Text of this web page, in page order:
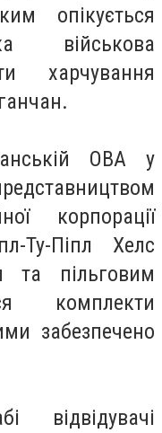
опікується
військова
харчування
ОВА у
корпорації
Ту-Піпл Хелс
та пільговим
комплекти
забезпечено
відвідувачі